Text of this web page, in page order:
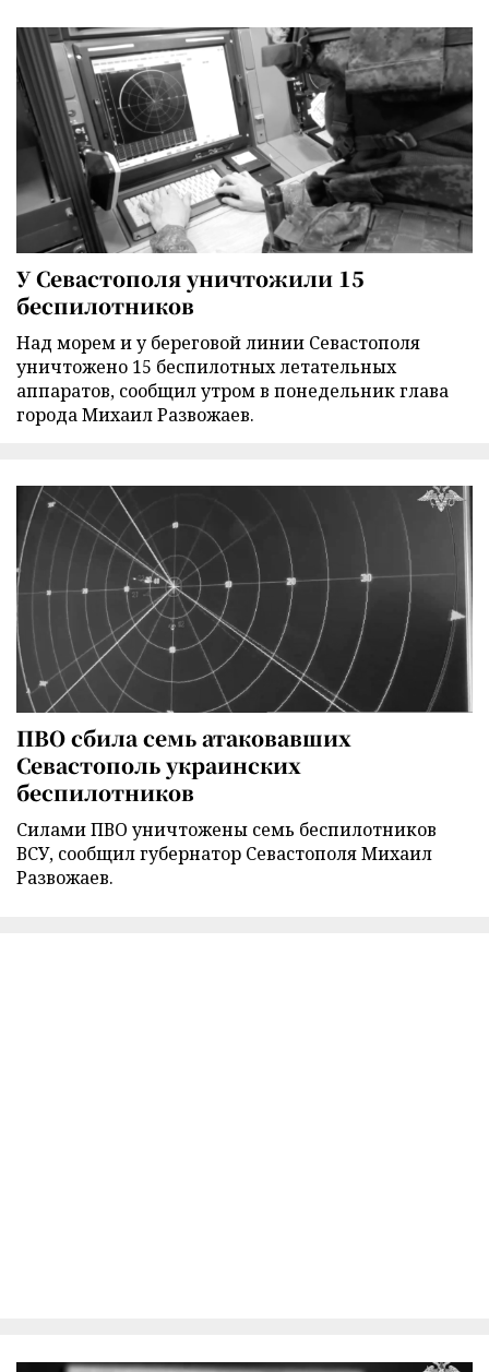
У Севастополя уничтожили 15
беспилотников
Над морем и у береговой линии Севастополя
уничтожено 15 беспилотных летательных
аппаратов, сообщил утром в понедельник глава
города Михаил Развожаев.
ПВО сбила семь атаковавших
Севастополь украинских
беспилотников
Силами ПВО уничтожены семь беспилотников
ВСУ, сообщил губернатор Севастополя Михаил
Развожаев.